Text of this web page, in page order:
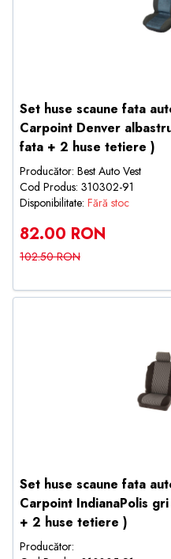
Set huse scaune fata
Carpoint Denver
fata + 2 huse tetiere )
Producător: Best Auto Vest
Cod Produs: 310302-91
Disponibilitate: Fără stoc
82.00 RON
102.50 RON
Set huse scaune fata
Carpoint IndianaPolis
+ 2 huse tetiere )
Producător: